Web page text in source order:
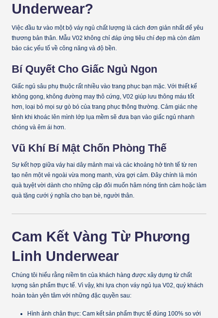
Underwear?
Việc đầu tư vào một bộ váy ngủ chất lượng là cách đơn giản nhất để yêu
thương bản thân. Mẫu V02 không chỉ đáp ứng tiêu chí đẹp mà còn đảm
bảo các yếu tố về công năng và độ bền.
Bí Quyết Cho Giấc Ngủ Ngon
Giấc ngủ sâu phụ thuộc rất nhiều vào trang phục bạn mặc. Với thiết kế
không gọng, không đường may thô cứng, V02 giúp lưu thông máu tốt
hơn, loại bỏ mọi sự gò bó của trang phục thông thường. Cảm giác nhẹ
tênh khi khoác lên mình lớp lụa mềm sẽ đưa bạn vào giấc ngủ nhanh
chóng và êm ái hơn.
Vũ Khí Bí Mật Chốn Phòng Thế
Sự kết hợp giữa váy hai dây mảnh mai và các khoảng hở tinh tế từ ren
tạo nên một vẻ ngoài vừa mong manh, vừa gợi cảm. Đây chính là món
quà tuyệt vời dành cho những cặp đôi muốn hâm nóng tình cảm hoặc làm
quà tặng cưới ý nghĩa cho bạn bè, người thân.
Cam Kết Vàng Từ Phương
Linh Underwear
Chúng tôi hiểu rằng niềm tin của khách hàng được xây dựng từ chất
lượng sản phẩm thực tế. Vì vậy, khi lựa chọn váy ngủ lụa V02, quý khách
hoàn toàn yên tâm với những đặc quyền sau:
Hình ảnh chân thực: Cam kết sản phẩm thực tế đúng 100% so với